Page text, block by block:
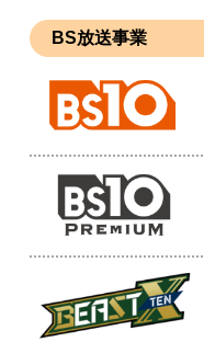
BS放送事業